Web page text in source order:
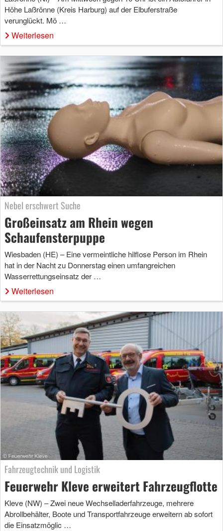
Höhe Laßrönne (Kreis Harburg) auf der Elbuferstraße
verunglückt. Mö …
Weiterlesen
Nebel erschwert Suche
Großeinsatz am Rhein wegen
Schaufensterpuppe
Wiesbaden (HE) – Eine vermeintliche hilflose Person im Rhein
hat in der Nacht zu Donnerstag einen umfangreichen
Wasserrettungseinsatz der …
Weiterlesen
Fahrzeugtechnik und Logistik
Feuerwehr Kleve erweitert Fahrzeugflotte
Kleve (NW) – Zwei neue Wechselladerfahrzeuge, mehrere
Abrollbehälter, Boote und Transportfahrzeuge erweitern ab sofort
die Einsatzmöglic …